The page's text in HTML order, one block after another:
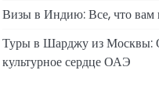
Визы в Индию: Все, что вам
Туры в Шарджу из Москвы:
культурное сердце ОАЭ